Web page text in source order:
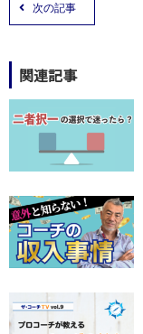
次の記事
関連記事